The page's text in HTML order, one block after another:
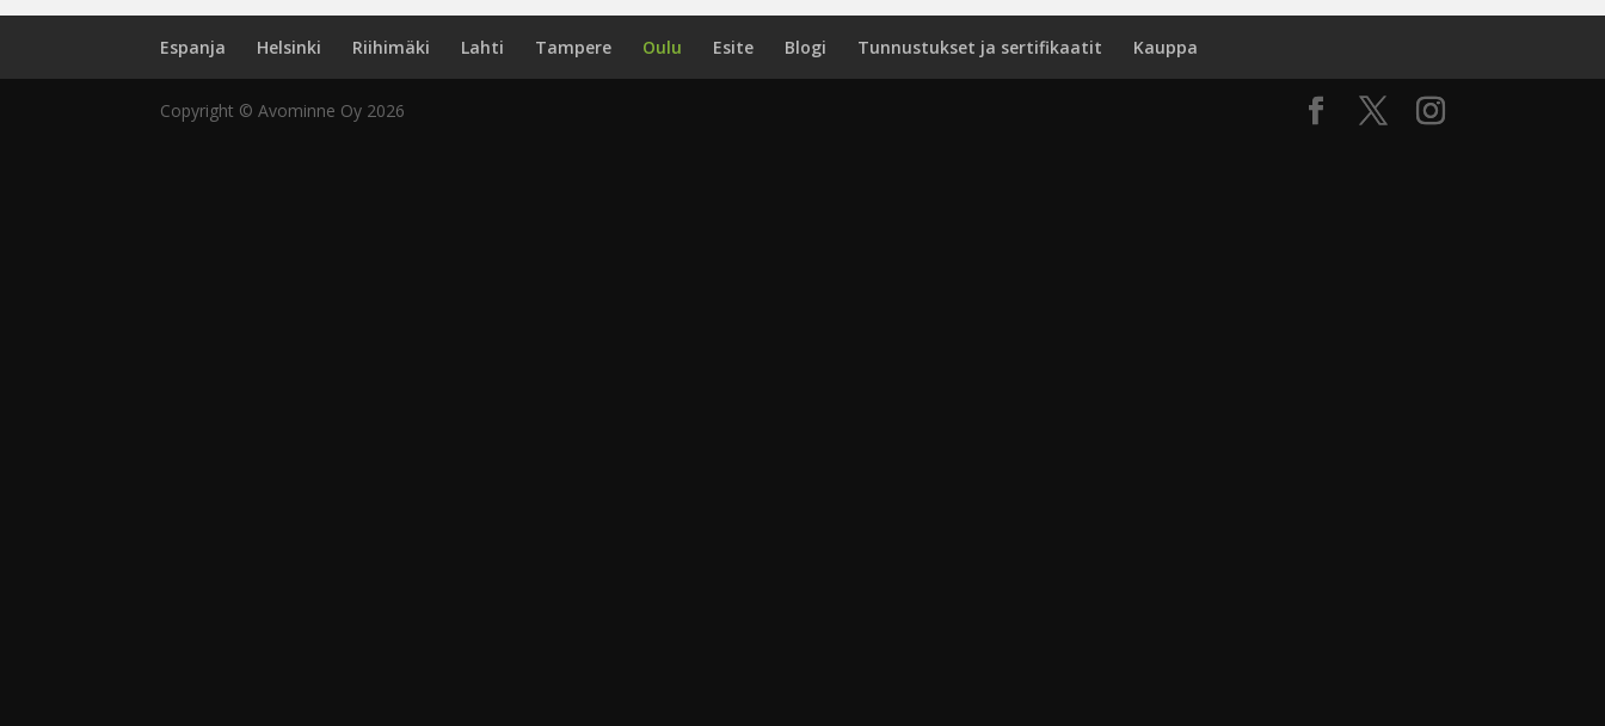
Espanja Helsinki Riihimäki Lahti Tampere Oulu Esite Blogi Tunnustukset ja sertifikaatit Kauppa
Copyright © Avominne Oy 2026